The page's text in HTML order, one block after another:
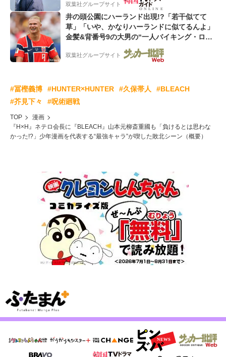
双葉社グループサイト
井の頭公園にハーランド出現!?「若干似てて
草」「いや、かなりハーランドに似てるんよ」
金髪&背番号9の大男の“一人バイキング・ロ
ー”映像が話題!「元気をもらった」
双葉社グループサイト
#冨樫義博 #HUNTER×HUNTER #久保帯人
#BLEACH
#芥見下々
#呪術廻戦
TOP
漫画
『H×H』ネテロ会長に『BLEACH』山本元柳斎重國も「負けるとは思わな
かった!?」少年漫画を代表する“最強キャラ”が喫した敗北シーン（概要）